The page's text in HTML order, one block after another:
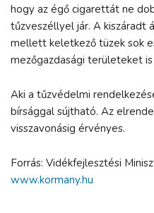
hogy az égő cigarettát ne
tűzveszéllyel jár. A kiszáradt
mellett keletkező tüzek sok
mezőgazdasági területeket
Aki a tűzvédelmi
bírsággal sújtható. Az
visszavonásig érvényes.
Forrás: Vidékfejlesztési
www.kormany.hu